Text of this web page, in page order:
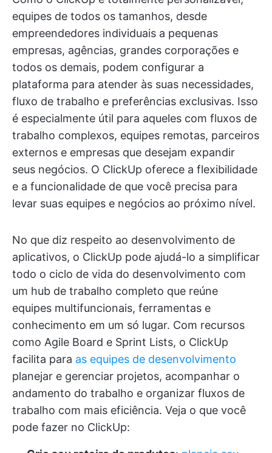
equipes de todos os tamanhos, desde
empreendedores individuais a pequenas
empresas, agências, grandes corporações e
todos os demais, podem configurar a
plataforma para atender às suas necessidades,
fluxo de trabalho e preferências exclusivas. Isso
é especialmente útil para aqueles com fluxos de
trabalho complexos, equipes remotas, parceiros
externos e empresas que desejam expandir
seus negócios. O ClickUp oferece a flexibilidade
e a funcionalidade de que você precisa para
levar suas equipes e negócios ao próximo nível.
No que diz respeito ao desenvolvimento de
aplicativos, o ClickUp pode ajudá-lo a simplificar
todo o ciclo de vida do desenvolvimento com
um hub de trabalho completo que reúne
equipes multifuncionais, ferramentas e
conhecimento em um só lugar. Com recursos
como Agile Board e Sprint Lists, o ClickUp
facilita para as equipes de desenvolvimento
planejar e gerenciar projetos, acompanhar o
andamento do trabalho e organizar fluxos de
trabalho com mais eficiência. Veja o que você
pode fazer no ClickUp: